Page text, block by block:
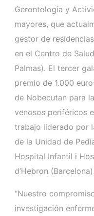
Gerontología y
mayores, que
gestor de
en el Centro de
Palmas). El tercer
premio de 1.000
de Nobecutan para
venosos periféricos
trabajo liderado por
de la Unidad de
Hospital Infantil i
d’Hebron (Barcelona).
“Nuestro
investigación